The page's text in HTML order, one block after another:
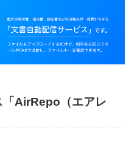
「AirRepo（エアレ